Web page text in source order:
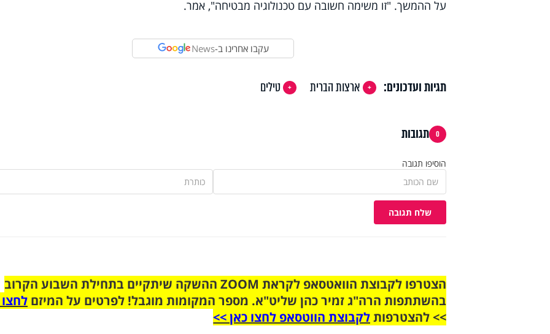
על ההמשך. "זו משימה חשובה עם טכנולוגיה מבטיחה", אמר.
עקבו אחרינו ב-News
תגיות ועדכונים: ארצות הברית טילים
0 תגובות
הוסיפו תגובה
שלח תגובה
הצטרפו לקבוצת הוואטסאפ לקראת ZOOM ההשקה שיתקיים בתחילת השבוע הקרוב
בהשתתפות הרה"ג זמיר כהן שליט"א. מספר המקומות מוגבל! לפרטים על המיזם
>> להצטרפותלקבוצת הווטסאפ לחצו כאן >>